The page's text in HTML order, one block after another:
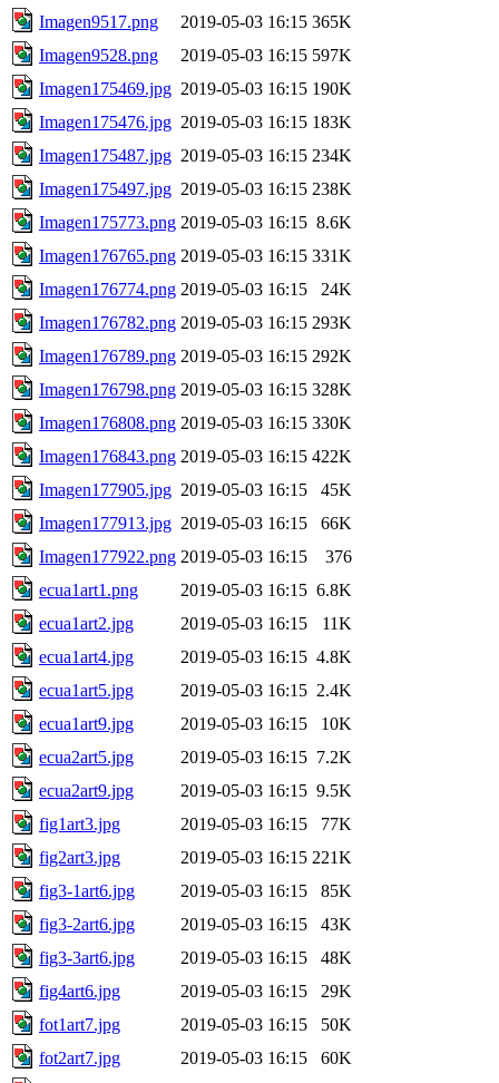
Imagen9517.png
2019-05-03 16:15 365K
Imagen9528.png
2019-05-03 16:15 597K
Imagen175469.jpg 2019-05-03 16:15 190K
Imagen175476.jpg 2019-05-03 16:15 183K
Imagen175487.jpg 2019-05-03 16:15 234K
Imagen175497.jpg 2019-05-03 16:15 238K
Imagen175773.png 2019-05-03 16:15 8.6K
Imagen176765.png 2019-05-03 16:15 331K
Imagen176774.png 2019-05-03 16:15
24K
Imagen176782.png 2019-05-03 16:15 293K
Imagen176789.png 2019-05-03 16:15 292K
Imagen176798.png 2019-05-03 16:15 328K
Imagen176808.png 2019-05-03 16:15 330K
Imagen176843.png 2019-05-03 16:15 422K
Imagen177905.jpg 2019-05-03 16:15
45K
Imagen177913.jpg 2019-05-03 16:15
66K
Imagen177922.png 2019-05-03 16:15
376
ecua1art1.png
2019-05-03 16:15 6.8K
ecua1art2.jpg
2019-05-03 16:15
11K
ecua1art4.jpg
2019-05-03 16:15 4.8K
ecua1art5.jpg
2019-05-03 16:15 2.4K
ecua1art9.jpg
2019-05-03 16:15
10K
ecua2art5.jpg
2019-05-03 16:15 7.2K
ecua2art9.jpg
2019-05-03 16:15 9.5K
fig1art3.jpg
2019-05-03 16:15
77K
fig2art3.jpg
2019-05-03 16:15 221K
fig3-1art6.jpg
2019-05-03 16:15
85K
fig3-2art6.jpg
2019-05-03 16:15
43K
fig3-3art6.jpg
2019-05-03 16:15
48K
fig4art6.jpg
2019-05-03 16:15
29K
fot1art7.jpg
2019-05-03 16:15
50K
fot2art7.jpg
2019-05-03 16:15
60K